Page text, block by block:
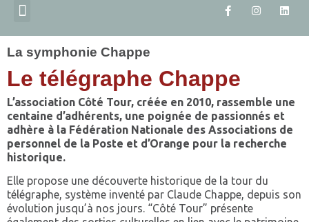
La symphonie Chappe
Le télégraphe Chappe
L’association Côté Tour, créée en 2010, rassemble une
centaine d’adhérents, une poignée de passionnés et
adhère à la Fédération Nationale des Associations de
personnel de la Poste et d’Orange pour la recherche
historique.
Elle propose une découverte historique de la tour du
télégraphe, système inventé par Claude Chappe, depuis son
évolution jusqu’à nos jours. “Côté Tour” présente